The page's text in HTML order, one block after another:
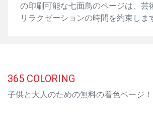
の印刷可能な七面鳥のページは、芸
リラクゼーションの時間を約束しま
365 COLORING
子供と大人のための無料の着色ページ！